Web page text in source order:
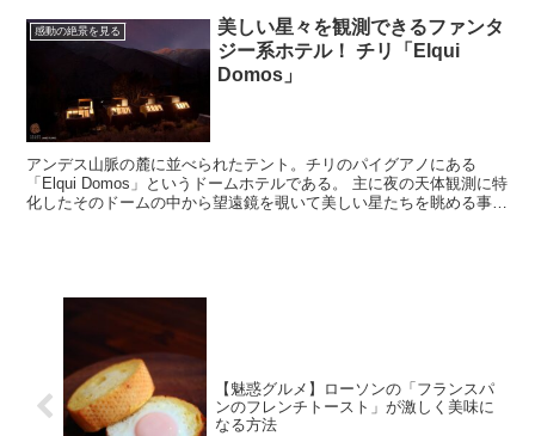
感動の絶景を見る
美しい星々を観測できるファンタ
ジー系ホテル！ チリ「Elqui
Domos」
アンデス山脈の麓に並べられたテント。チリのパイグアノにある
「Elqui Domos」というドームホテルである。 主に夜の天体観測に特
化したそのドームの中から望遠鏡を覗いて美しい星たちを眺める事が
【魅惑グルメ】ローソンの「フランスパ
ンのフレンチトースト」が激しく美味に
なる方法